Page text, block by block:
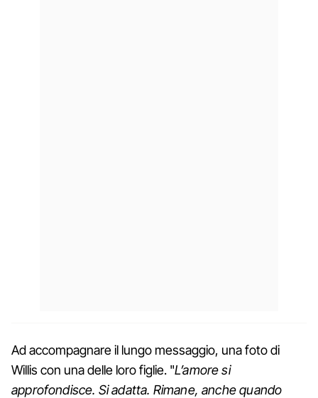
Ad accompagnare il lungo messaggio, una foto di
Willis con una delle loro figlie. "L’amore si
approfondisce. Si adatta. Rimane, anche quando